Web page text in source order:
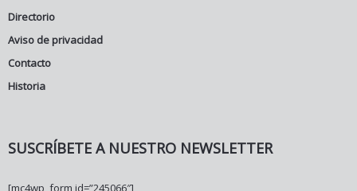
Directorio
Aviso de privacidad
Contacto
Historia
SUSCRÍBETE A NUESTRO NEWSLETTER
[mc4wp_form id=”245066″]